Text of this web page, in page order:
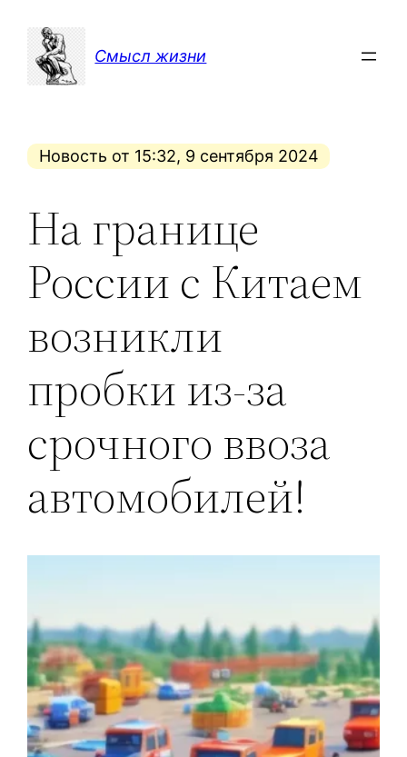
содержимому
Смысл жизни
Новость от 15:32, 9 сентября 2024
На границе
России с Китаем
возникли
пробки из-за
срочного ввоза
автомобилей!